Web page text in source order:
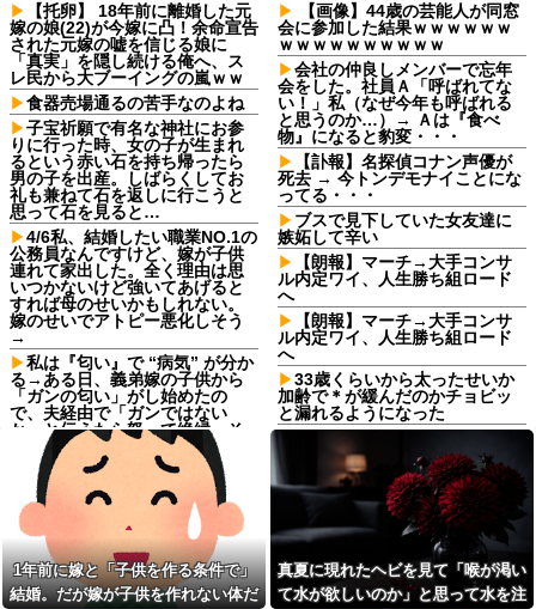
【托卵】 18年前に離婚した元
嫁の娘(22)が今嫁に凸！余命宣告
された元嫁の嘘を信じる娘に
「真実」を隠し続ける俺へ、ス
レ民から大ブーイングの嵐ｗｗ
食器売場通るの苦手なのよね
子宝祈願で有名な神社にお参
りに行った時、女の子が生まれ
るという赤い石を持ち帰ったら
男の子を出産。しばらくしてお
礼も兼ねて石を返しに行こうと
思って石を見ると…
4/6私、結婚したい職業NO.1の
公務員なんですけど、嫁が子供
連れて家出した。全く理由は思
いつかないけど強いてあげると
すれば母のせいかもしれない。
嫁のせいでアトピー悪化しそう
→
私は『匂い』で “病気” が分か
る→ある日、義弟嫁の子供から
「ガンの匂い」がし始めたの
で、夫経由で「ガンではない
か」と伝えたら怒って絶縁、そ
の結果・・・
俺「お前ら親指の指紋を見て
みろｗ」スレ民「何があるん
だ？」→見た瞬間、思わず笑っ
てしまう人が続出して…
どうせ産むなら早いほうがい
いのに、彼氏が「お金がない今
は産めない」と言う。じゃあい
くら貯めたら出産に踏み切れる
【画像】44歳の芸能人が同窓
会に参加した結果ｗｗｗｗｗｗ
ｗｗｗｗｗｗｗｗｗｗ
会社の仲良しメンバーで忘年
会をした。社員Ａ「呼ばれてな
い！」私（なぜ今年も呼ばれる
と思うのか…）→ Ａは『食べ
物』になると豹変・・・
【訃報】名探偵コナン声優が
死去 → 今トンデモナイことにな
ってる・・・
ブスで見下していた女友達に
嫉妬して辛い
【朗報】マーチ→大手コンサ
ル内定ワイ、人生勝ち組ロード
へ
【朗報】マーチ→大手コンサ
ル内定ワイ、人生勝ち組ロード
へ
33歳くらいから太ったせいか
加齢で＊が緩んだのかチョビッ
と漏れるようになった
る。なんだろ…え？」ﾊﾟｼｬｯ →
ヤバすぎる物が飛び出てく
る・・・他
「お前は自分に甘い」と家族
に責められ育った私…３０歳の
時、真夏に重度の熱中症で救急
搬送された結果→会社の人たち
から叩きつけられた「衝撃の事
実」に絶句
1年前に嫁と「子供を作る条件で」
結婚。だが嫁が子供を作れない体だ
真夏に現れたヘビを見て「喉が渇い
て水が欲しいのか」と思って水を注